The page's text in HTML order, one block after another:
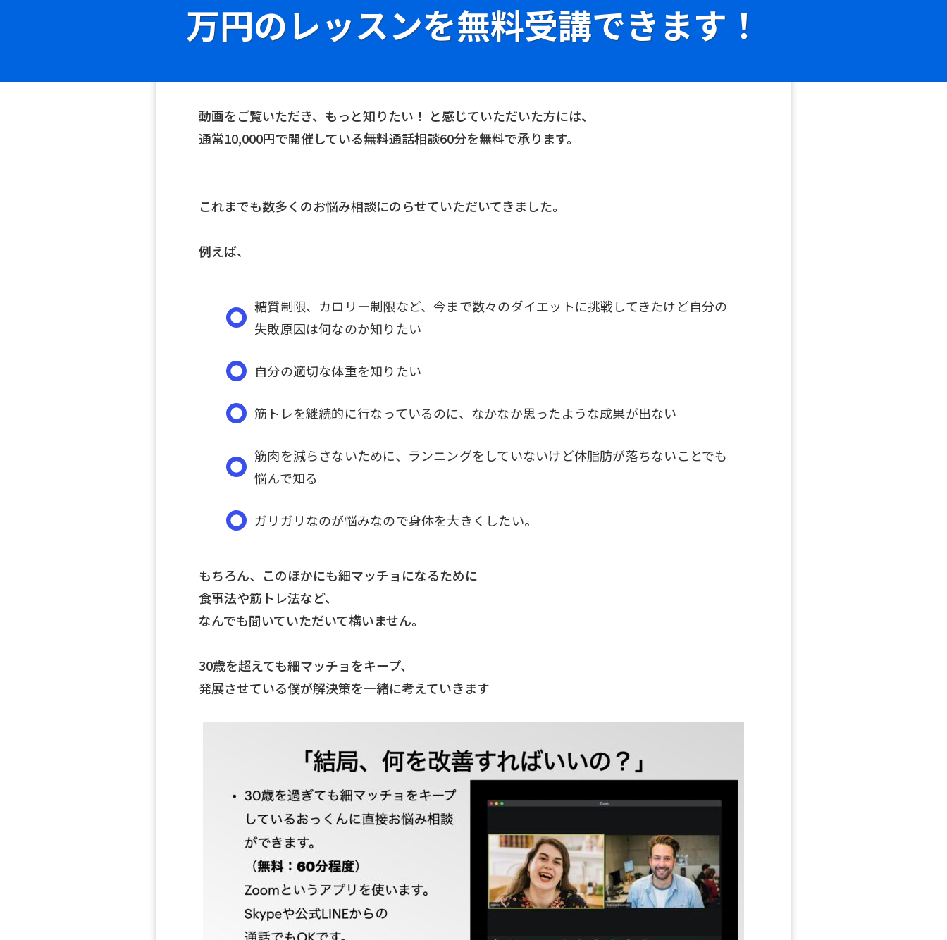
万円のレッスンを無料受講できます！
動画をご覧いただき、もっと知りたい！ と感じていただいた方には、
通常10,000円で開催している無料通話相談60分を無料で承ります。
これまでも数多くのお悩み相談にのらせていただいてきました。
例えば、
糖質制限、カロリー制限など、今まで数々のダイエットに挑戦してきたけど自分の
失敗原因は何なのか知りたい
自分の適切な体重を知りたい
筋トレを継続的に行なっているのに、なかなか思ったような成果が出ない
筋肉を減らさないために、ランニングをしていないけど体脂肪が落ちないことでも
悩んで知る
ガリガリなのが悩みなので身体を大きくしたい。
もちろん、このほかにも細マッチョになるために
食事法や筋トレ法など、
なんでも聞いていただいて構いません。
30歳を超えても細マッチョをキープ、
発展させている僕が解決策を一緒に考えていきます